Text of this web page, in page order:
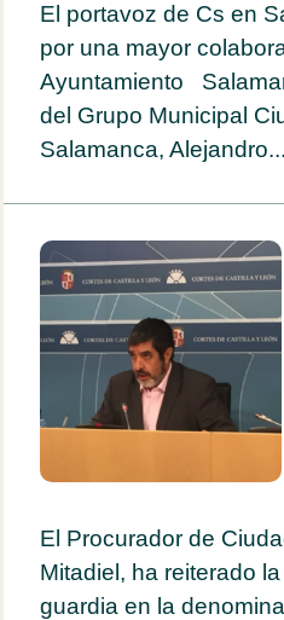
El portavoz de Cs en
por una mayor
Ayuntamiento
del Grupo Municipal
Salamanca, Alejandro...
El Procurador de
Mitadiel, ha reiterado
guardia en la